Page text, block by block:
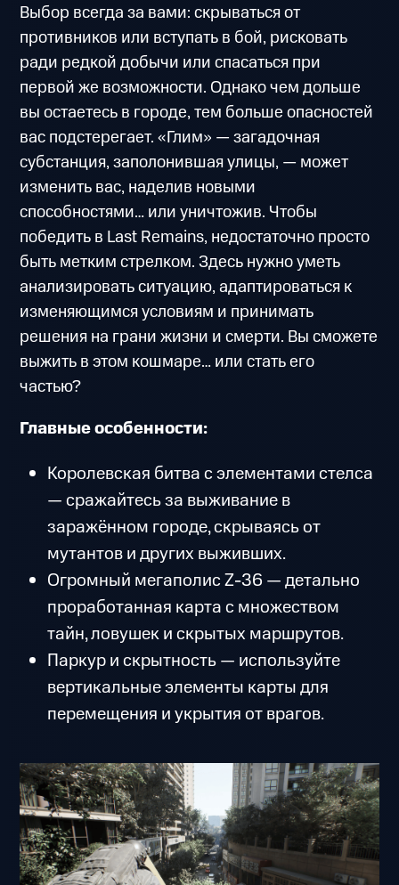
Выбор всегда за вами: скрываться от
противников или вступать в бой, рисковать
ради редкой добычи или спасаться при
первой же возможности. Однако чем дольше
вы остаетесь в городе, тем больше опасностей
вас подстерегает. «Глим» — загадочная
субстанция, заполонившая улицы, — может
изменить вас, наделив новыми
способностями… или уничтожив. Чтобы
победить в Last Remains, недостаточно просто
быть метким стрелком. Здесь нужно уметь
анализировать ситуацию, адаптироваться к
изменяющимся условиям и принимать
решения на грани жизни и смерти. Вы сможете
выжить в этом кошмаре… или стать его
частью?
Главные особенности:
Королевская битва с элементами стелса
— сражайтесь за выживание в
заражённом городе, скрываясь от
мутантов и других выживших.
Огромный мегаполис Z-36 — детально
проработанная карта с множеством
тайн, ловушек и скрытых маршрутов.
Паркур и скрытность — используйте
вертикальные элементы карты для
перемещения и укрытия от врагов.